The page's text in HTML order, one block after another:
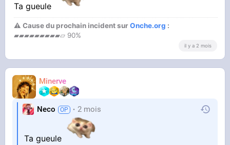
Ta gueule
⚠ Cause du prochain incident surOnche.org :
▰▰▰▰▰▰▰▰▰▱ 90%
il y a 2 mois
Minerve
Neco 2 mois
Ta gueule